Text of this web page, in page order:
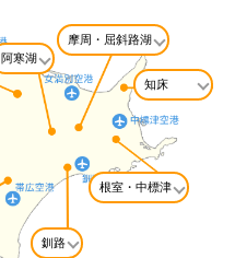
釧路
阿寒湖
摩周・屈斜路湖
根室・中標津
知床